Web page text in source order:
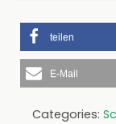
teilen
E-Mail
Categories: